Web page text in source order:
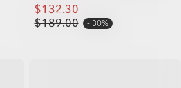
$132.30
$189.00
30%